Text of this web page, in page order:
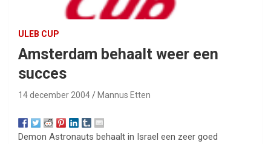
ULEB CUP
Amsterdam behaalt weer een
succes
14 december 2004 Mannus Etten
Demon Astronauts behaalt in Israel een zeer goed